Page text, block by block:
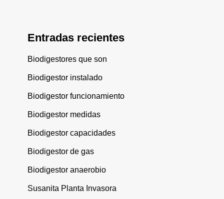
Entradas recientes
Biodigestores que son
Biodigestor instalado
Biodigestor funcionamiento
Biodigestor medidas
Biodigestor capacidades
Biodigestor de gas
Biodigestor anaerobio
Susanita Planta Invasora